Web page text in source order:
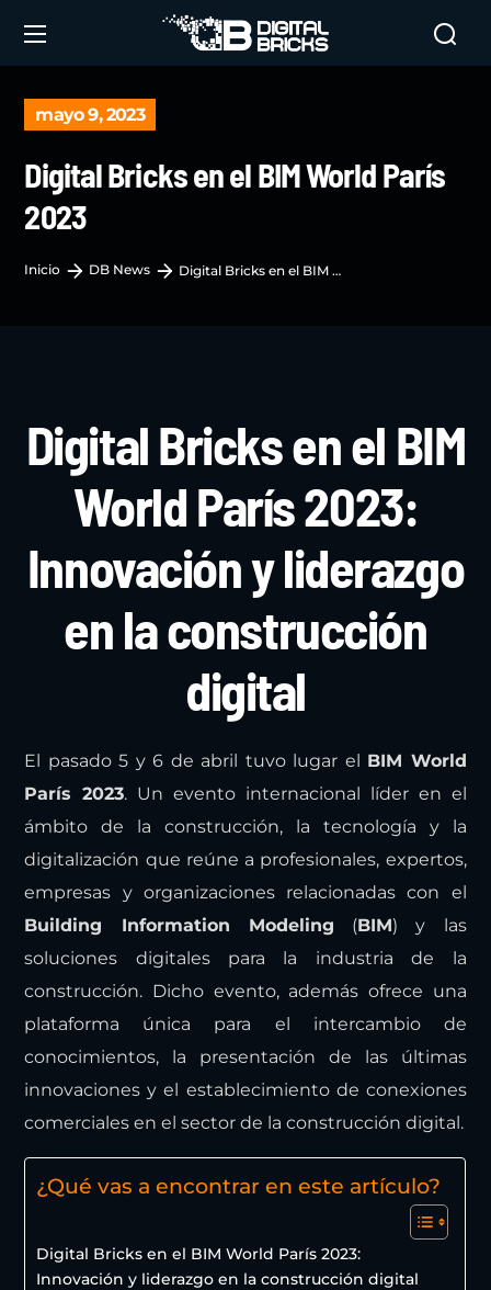
mayo 9, 2023
Digital Bricks en el BIM World París
2023
Inicio DB News Digital Bricks en el BIM World París 2023
Digital Bricks en el BIM
World París 2023:
Innovación y liderazgo
en la construcción
digital
El pasado 5 y 6 de abril tuvo lugar el BIM World
París 2023. Un evento internacional líder en el
ámbito de la construcción, la tecnología y la
digitalización que reúne a profesionales, expertos,
empresas y organizaciones relacionadas con el
Building Information Modeling (BIM) y las
soluciones digitales para la industria de la
construcción. Dicho evento, además ofrece una
plataforma única para el intercambio de
conocimientos, la presentación de las últimas
innovaciones y el establecimiento de conexiones
comerciales en el sector de la construcción digital.
¿Qué vas a encontrar en este artículo?
Digital Bricks en el BIM World París 2023:
Innovación y liderazgo en la construcción digital